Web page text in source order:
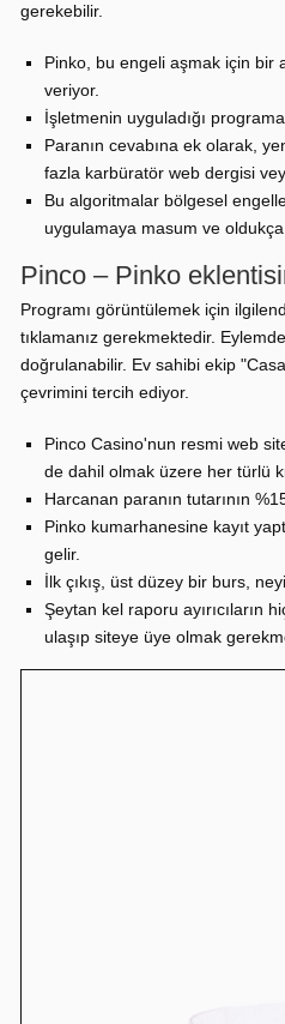
gerekebilir.
Pinko, bu engeli aşmak için bir
veriyor.
İşletmenin uyguladığı
Paranın cevabına ek olarak,
fazla karbüratör web dergisi
Bu algoritmalar bölgesel
uygulamaya masum ve oldukça
Pinco – Pinko
Programı görüntülemek için
tıklamanız gerekmektedir.
doğrulanabilir. Ev sahibi ekip
çevrimini tercih ediyor.
Pinco Casino'nun resmi web
de dahil olmak üzere her türlü
Harcanan paranın tutarının
Pinko kumarhanesine kayıt
gelir.
İlk çıkış, üst düzey bir burs,
Şeytan kel raporu ayırıcıların
ulaşıp siteye üye olmak